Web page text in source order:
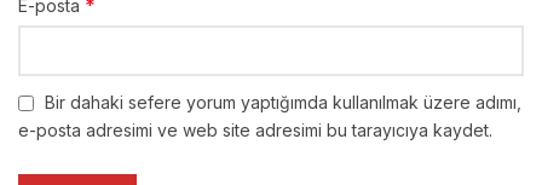
E-posta *
Bir dahaki sefere yorum yaptığımda kullanılmak üzere adımı,
e-posta adresimi ve web site adresimi bu tarayıcıya kaydet.